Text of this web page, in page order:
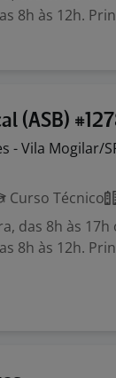
8h às 12h.
(ASB)
- Vila Mogilar/
Curso Técnico
das 8h às 17h
8h às 12h.